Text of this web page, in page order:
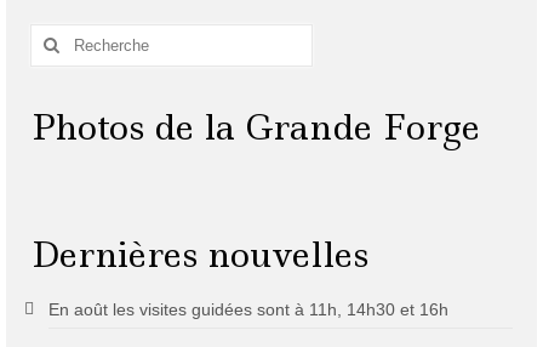
Rechercher
Photos de la Grande Forge
Dernières nouvelles
En août les visites guidées sont à 11h, 14h30 et 16h